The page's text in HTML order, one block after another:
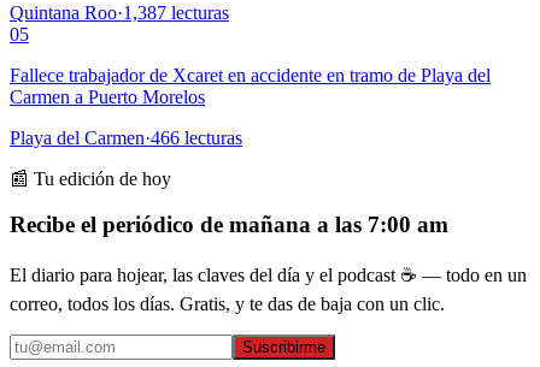
Quintana Roo·1,387 lecturas
05
Fallece trabajador de Xcaret en accidente en tramo de Playa del
Carmen a Puerto Morelos
Playa del Carmen·466 lecturas
📰 Tu edición de hoy
Recibe el periódico de mañana a las 7:00 am
El diario para hojear, las claves del día y el podcast ☕ — todo en un
correo, todos los días. Gratis, y te das de baja con un clic.
Suscribirme